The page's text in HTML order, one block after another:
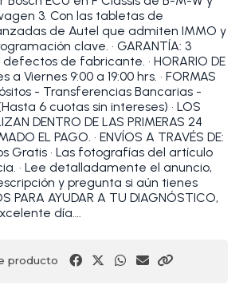
3. Con las tabletas de
de Autel que admiten IMMO y
clave. • GARANTÍA: 3
de fabricante. • HORARIO DE
a Viernes 9:00 a 19:00 hrs. • FORMAS
- Transferencias Bancarias -
6 cuotas sin intereses) • LOS
DENTRO DE LAS PRIMERAS 24
EL PAGO. • ENVÍOS A TRAVÉS DE:
Gratis • Las fotografías del artículo
• Lee detalladamente el anuncio,
y pregunta si aún tienes
PARA AYUDAR A TU DIAGNÓSTICO,
día….
producto